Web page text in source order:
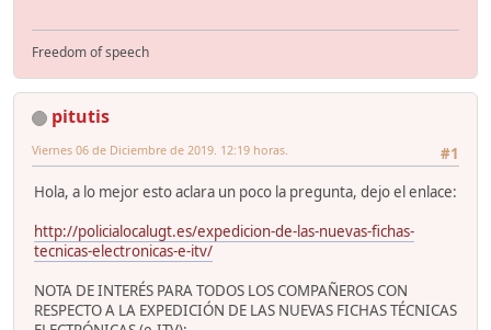
Freedom of speech
pitutis
#1
Viernes 06 de Diciembre de 2019. 12:19 horas.
Hola, a lo mejor esto aclara un poco la pregunta, dejo el enlace:
http://policialocalugt.es/expedicion-de-las-nuevas-fichas-
tecnicas-electronicas-e-itv/
NOTA DE INTERÉS PARA TODOS LOS COMPAÑEROS CON
RESPECTO A LA EXPEDICIÓN DE LAS NUEVAS FICHAS TÉCNICAS